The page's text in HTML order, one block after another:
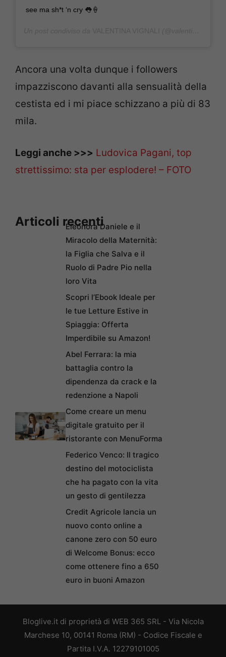
see ma sh*t ‘n cry 👅🍦
Ancora una volta dunque i followers
impazziscono davanti alla sensualità della
cestista ed i mi piace schizzano a più di 83
mila.
Leggi anche >>> Ludovica Pagani, top
strettissimo: sta per esplodere! – FOTO
Articoli recentiEleonora Daniele e il
Miracolo della Maternità:
la Figlia che Salva e il
Ruolo di Padre Pio nella
loro Vita
Scopri l’Ebook Ideale per
le tue Letture Estive in
Spiaggia: Offerta
Imperdibile su Amazon!
Abel Ferrara: la mia
battaglia contro la
dipendenza da crack e la
redenzione a Napoli
Come creare un menu
digitale gratuito per il
ristorante con MenuForma
Federico Venco: Il tragico
destino del motociclista
che ha pagato con la vita
un gesto di gentilezza
Credit Agricole lancia un
nuovo conto online a
canone zero con 50 euro
di Welcome Bonus: ecco
come ottenere fino a 650
euro in buoni Amazon
Bloglive.it di proprietà di WEB 365 SRL - Via Nicola
Marchese 10, 00141 Roma (RM) - Codice Fiscale e
Partita I.V.A. 12279101005